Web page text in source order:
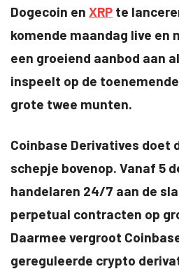
Dogecoin en XRP te
komende maandag live en
een groeiend aanbod aan
inspeelt op de
grote twee munten.
Coinbase Derivatives doet
schepje bovenop. Vanaf 5
handelaren 24/7 aan de
perpetual contracten op
Daarmee vergroot
gereguleerde crypto